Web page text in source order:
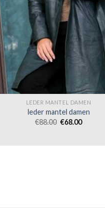
LEDER MANTEL DAMEN
leder mantel damen
€88.00 €68.00